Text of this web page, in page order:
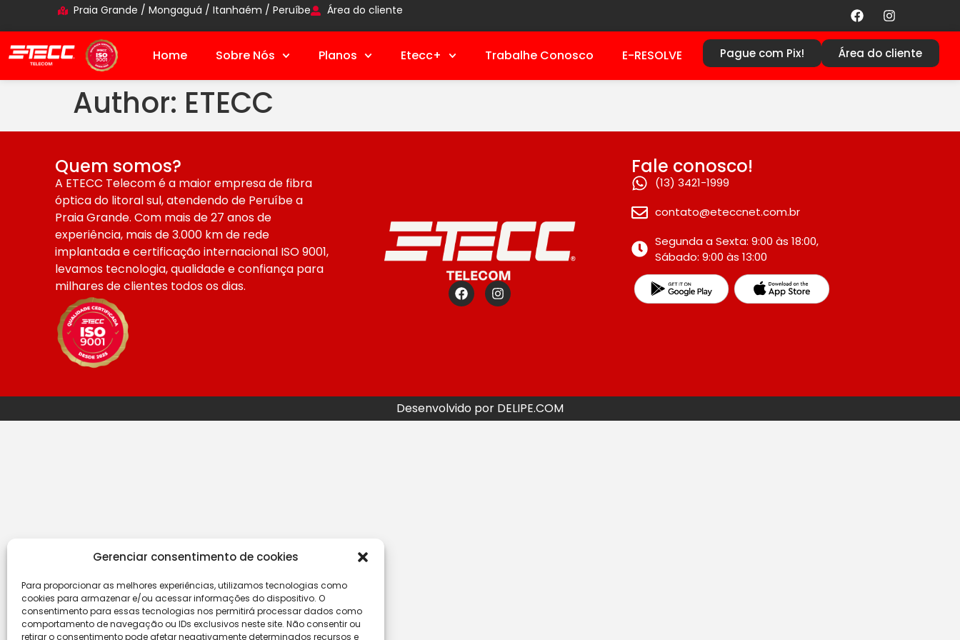
Gerenciar consentimento de cookies
Para proporcionar as melhores experiências, utilizamos tecnologias como
cookies para armazenar e/ou acessar informações do dispositivo. O
consentimento para essas tecnologias nos permitirá processar dados como
comportamento de navegação ou IDs exclusivos neste site. Não consentir ou
retirar o consentimento pode afetar negativamente determinados recursos e
Praia Grande / Mongaguá / Itanhaém / Peruíbe Área do cliente
Home Sobre Nós Planos Etecc+ Trabalhe Conosco E-RESOLVE Pague com Pix! Área do cliente
Author: ETECC
Quem somos?
A ETECC Telecom é a maior empresa de fibra
óptica do litoral sul, atendendo de Peruíbe a
Praia Grande. Com mais de 27 anos de
experiência, mais de 3.000 km de rede
implantada e certificação internacional ISO 9001,
levamos tecnologia, qualidade e confiança para
milhares de clientes todos os dias.
Fale conosco!
(13) 3421-1999
contato@eteccnet.com.br
Segunda a Sexta: 9:00 às 18:00,
Sábado: 9:00 às 13:00
Desenvolvido por DELIPE.COM